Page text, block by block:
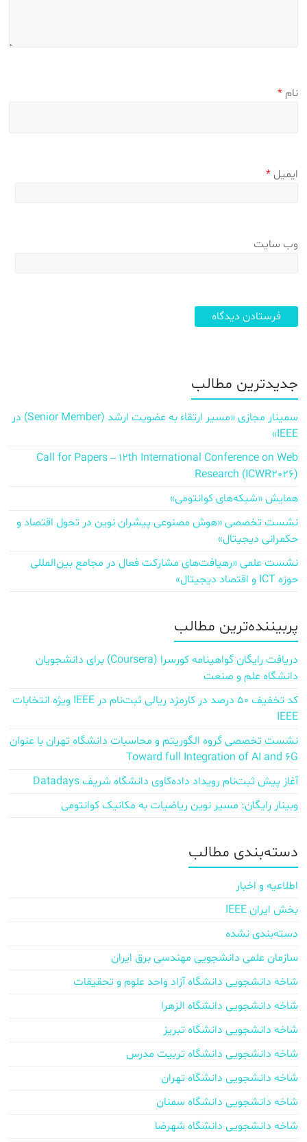
نام*
ایمیل*
وب‌ سایت
جدیدترین مطالب
سمینار مجازی «مسیر ارتقاء به عضویت ارشد (Senior Member) در
IEEE»
Call for Papers – 12th International Conference on Web
Research (ICWR2026)
همایش «شبکه‌های کوانتومی»
نشست تخصصی «هوش مصنوعی پیشران نوین در تحول اقتصاد و
حکمرانی دیجیتال»
نشست علمی «رهیافت‌های مشارکت فعال در مجامع بین‌المللی
حوزه ICT و اقتصاد دیجیتال»
پربیننده‌ترین مطالب
دریافت رایگان گواهینامه کورسرا (Coursera) برای دانشجویان
دانشگاه علم و صنعت
کد تخفیف ۵۰ درصد در کارمزد ریالی ثبت‌نام در IEEE ویژه انتخابات
IEEE
نشست تخصصی گروه الگوریتم و محاسبات دانشگاه تهران با عنوان
Toward full Integration of AI and 6G
آغاز پیش‌ ثبت‌نام رویداد داده‌کاوی دانشگاه شریف Datadays
وبینار رایگان: مسیر نوین ریاضیات به مکانیک کوانتومی
دسته‌بندی مطالب
اطلاعیه و اخبار
بخش ایران IEEE
دسته‌بندی نشده
سازمان علمی دانشجویی مهندسی برق ایران
شاخه دانشجویی دانشگاه آزاد واحد علوم و تحقیقات
شاخه دانشجویی دانشگاه الزهرا
شاخه دانشجویی دانشگاه تبریز
شاخه دانشجویی دانشگاه تربیت مدرس
شاخه دانشجویی دانشگاه تهران
شاخه دانشجویی دانشگاه سمنان
شاخه دانشجویی دانشگاه شهرضا